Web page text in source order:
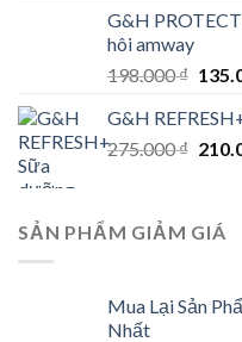
G&H
hôi amway
198.000₫
was:
G&H
275.000₫
SẢN PHẨM GIẢM GIÁ
Mua Lại Sản
Nhất